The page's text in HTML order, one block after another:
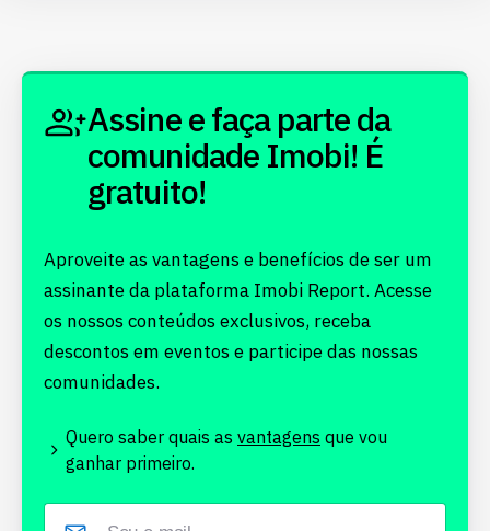
Assine e faça parte da
comunidade Imobi! É
gratuito!
Aproveite as vantagens e benefícios de ser um
assinante da plataforma Imobi Report. Acesse
os nossos conteúdos exclusivos, receba
descontos em eventos e participe das nossas
comunidades.
Quero saber quais as vantagens que vou
ganhar primeiro.